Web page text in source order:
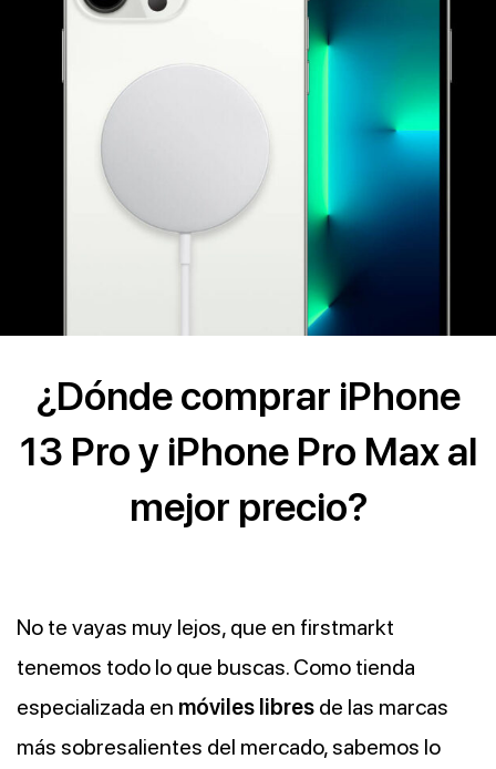
¿Dónde comprar iPhone
13 Pro y iPhone Pro Max al
mejor precio?
No te vayas muy lejos, que en firstmarkt
tenemos todo lo que buscas. Como tienda
especializada en móviles libres de las marcas
más sobresalientes del mercado, sabemos lo